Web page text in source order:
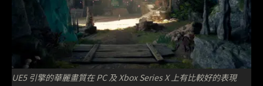
UE5 引擎的華麗畫質在 PC 及 Xbox Series X 上有比較好的表現